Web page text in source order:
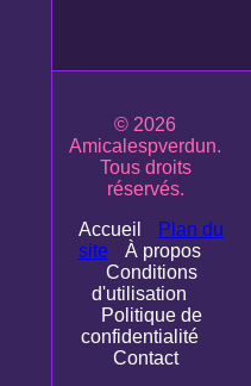
© 2026
Amicalespverdun.
Tous droits
réservés.
Accueil
Plan du
site
À propos
Conditions
d'utilisation
Politique de
confidentialité
Contact